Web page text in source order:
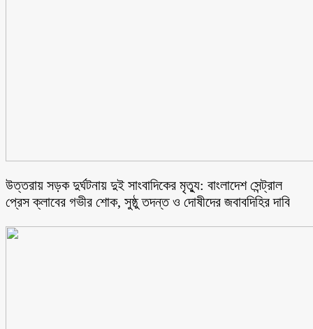
উত্তরায় সড়ক দুর্ঘটনায় দুই সাংবাদিকের মৃত্যু: বাংলাদেশ সেন্ট্রাল
প্রেস ক্লাবের গভীর শোক, সুষ্ঠু তদন্ত ও দোষীদের জবাবদিহির দাবি